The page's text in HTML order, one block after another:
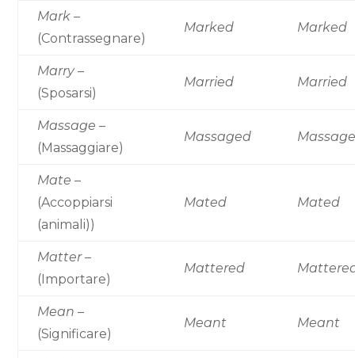
Mark –
(Contrassegnare)
Marked Marked
Marry–
(Sposarsi)
Married Married
Massage –
(Massaggiare)
Massaged
Mate –
(Accoppiarsi
(animali))
Mated Mated
Matter–
(Importare)
Mattered
Mean –
(Significare)
Meant Meant